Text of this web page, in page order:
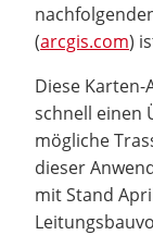
(arcgis.com)
Diese
schnell einen
mögliche
dieser
mit Stand